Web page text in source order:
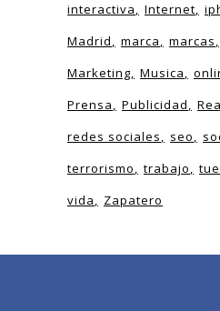
interactiva
Internet
Madrid
marca marcas
Marketing
Musica
Prensa
Publicidad
redes sociales
seo
terrorismo
trabajo
vida
Zapatero